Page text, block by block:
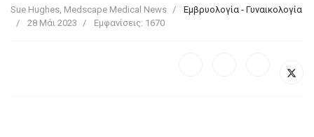
Sue Hughes, Medscape Medical News
Εμβρυολογία - Γυναικολογία
28 Μάι 2023
Εμφανίσεις: 1670